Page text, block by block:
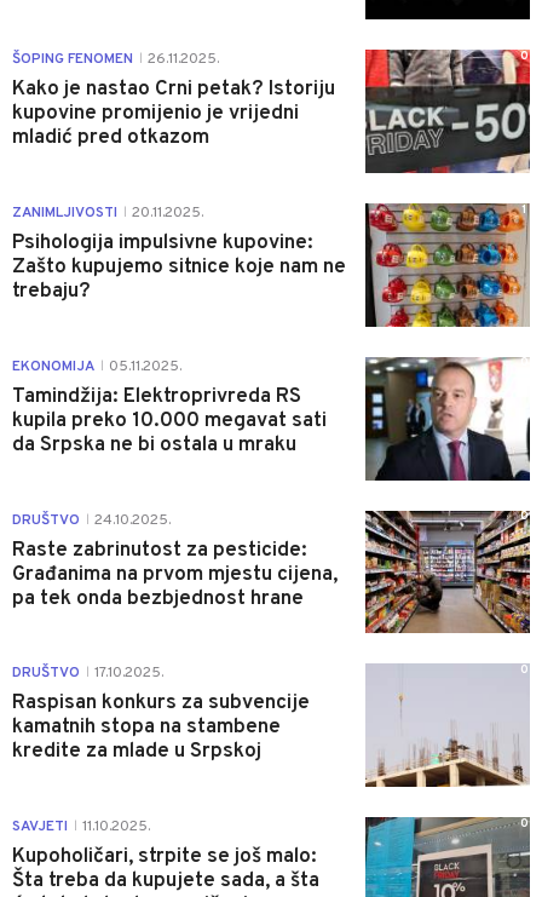
ŠOPING FENOMEN 26.11.2025.
Kako je nastao Crni petak? Istoriju
kupovine promijenio je vrijedni
mladić pred otkazom
0
ZANIMLJIVOSTI 20.11.2025.
Psihologija impulsivne kupovine:
Zašto kupujemo sitnice koje nam ne
trebaju?
1
EKONOMIJA 05.11.2025.
Tamindžija: Elektroprivreda RS
kupila preko 10.000 megavat sati
da Srpska ne bi ostala u mraku
0
DRUŠTVO 24.10.2025.
Raste zabrinutost za pesticide:
Građanima na prvom mjestu cijena,
pa tek onda bezbjednost hrane
0
DRUŠTVO 17.10.2025.
Raspisan konkurs za subvencije
kamatnih stopa na stambene
kredite za mlade u Srpskoj
0
SAVJETI 11.10.2025.
Kupoholičari, strpite se još malo:
Šta treba da kupujete sada, a šta
0